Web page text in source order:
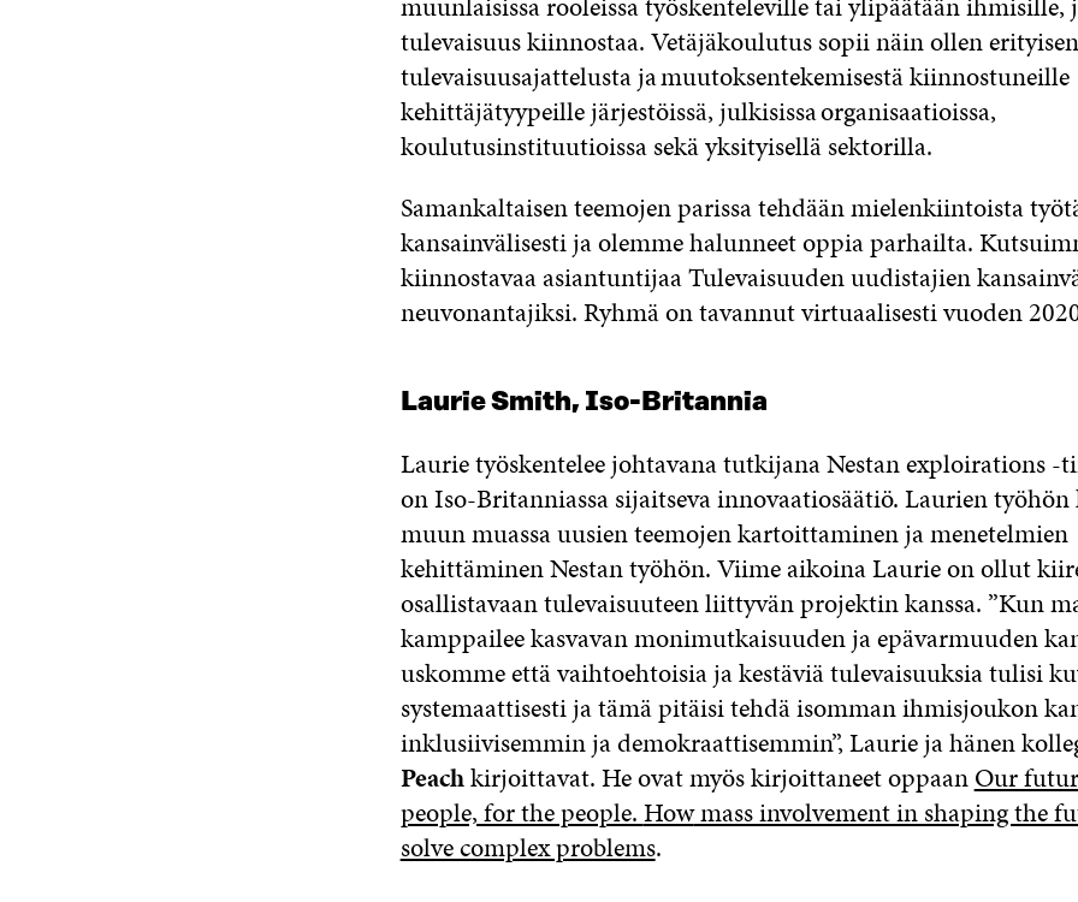
tulevaisuus kiinnostaa. Vetäjäkoulutus sopii näin ollen
tulevaisuusajattelusta ja muutoksentekemisestä kiinnostuneille
kehittäjätyypeille järjestöissä, julkisissa organisaatioissa,
koulutusinstituutioissa sekä yksityisellä sektorilla.
Samankaltaisen teemojen parissa tehdään mielenkiintoista
kansainvälisesti ja olemmehalunneet oppia parhailta.
kiinnostavaa asiantuntijaaTulevaisuuden uudistajien
neuvonantajiksi. Ryhmä on tavannut virtuaalisesti vuoden
Laurie Smith, Iso-Britannia
Laurie työskentelee johtavana tutkijana Nestan exploirations -
on Iso-Britanniassa sijaitseva innovaatiosäätiö. Laurien
muun muassa uusien teemojen kartoittaminen ja menetelmien
kehittäminen Nestan työhön. Viime aikoina Laurie on ollut
osallistavaan tulevaisuuteen liittyvän projektin kanssa. ”Kun
kamppailee kasvavan monimutkaisuuden ja epävarmuuden
uskomme että vaihtoehtoisia ja kestäviä tulevaisuuksia tulisi
systemaattisesti ja tämä pitäisi tehdä isomman ihmisjoukon
inklusiivisemmin ja demokraattisemmin”, Laurie ja hänen
Peachkirjoittavat. He ovat myös kirjoittaneet oppaanOur
people, for the people.Howmass involvement in shaping the
solve complex problems.